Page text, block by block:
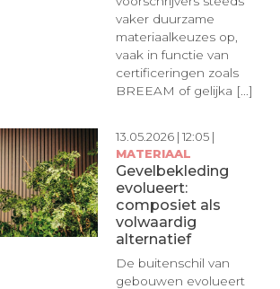
vaker duurzame
materiaalkeuzes op,
vaak in functie van
certificeringen zoals
BREEAM of gelijka [...]
13.05.2026 | 12:05 |
MATERIAAL
Gevelbekleding
evolueert:
composiet als
volwaardig
alternatief
De buitenschil van
gebouwen evolueert